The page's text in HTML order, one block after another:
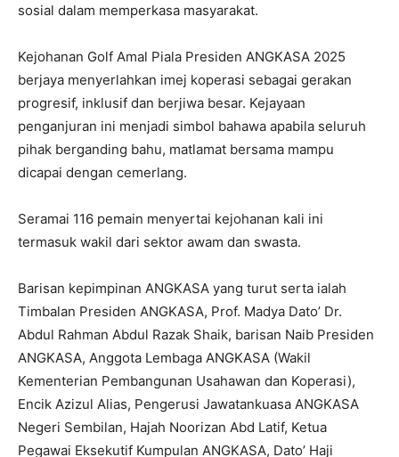
sosial dalam memperkasa masyarakat.
Kejohanan Golf Amal Piala Presiden ANGKASA 2025
berjaya menyerlahkan imej koperasi sebagai gerakan
progresif, inklusif dan berjiwa besar. Kejayaan
penganjuran ini menjadi simbol bahawa apabila seluruh
pihak berganding bahu, matlamat bersama mampu
dicapai dengan cemerlang.
Seramai 116 pemain menyertai kejohanan kali ini
termasuk wakil dari sektor awam dan swasta.
Barisan kepimpinan ANGKASA yang turut serta ialah
Timbalan Presiden ANGKASA, Prof. Madya Dato’ Dr.
Abdul Rahman Abdul Razak Shaik, barisan Naib Presiden
ANGKASA, Anggota Lembaga ANGKASA (Wakil
Kementerian Pembangunan Usahawan dan Koperasi),
Encik Azizul Alias, Pengerusi Jawatankuasa ANGKASA
Negeri Sembilan, Hajah Noorizan Abd Latif, Ketua
Pegawai Eksekutif Kumpulan ANGKASA, Dato’ Haji